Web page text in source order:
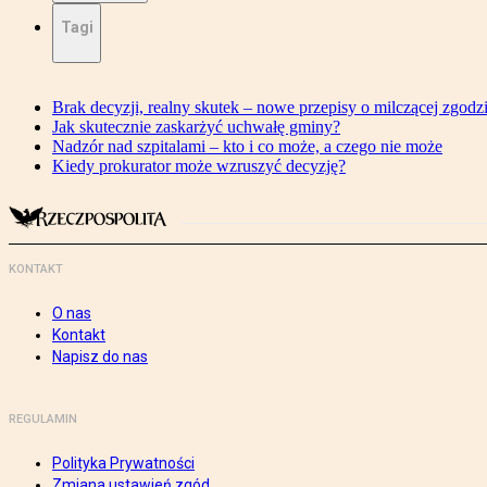
Tagi
Brak decyzji, realny skutek – nowe przepisy o milczącej
Jak skutecznie zaskarżyć uchwałę gminy?
Nadzór nad szpitalami – kto i co może, a czego nie może
Kiedy prokurator może wzruszyć decyzję?
KONTAKT
O nas
Kontakt
Napisz do nas
REGULAMIN
Polityka Prywatności